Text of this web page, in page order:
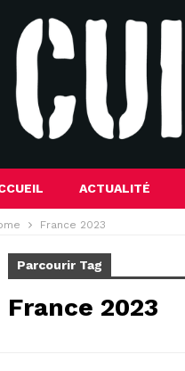
ACTUALITÉ
France 2023
Parcourir Tag
France 2023